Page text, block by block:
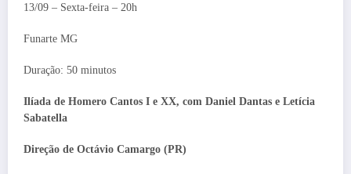
13/09 – Sexta-feira – 20h
Funarte MG
Duração: 50 minutos
Ilíada de Homero Cantos I e XX, com Daniel Dantas e Letícia
Sabatella
Direção de Octávio Camargo (PR)